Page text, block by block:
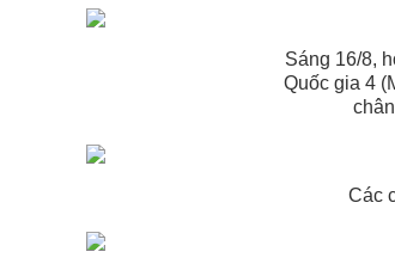
Sáng 16/8,
Quốc gia 4
Các